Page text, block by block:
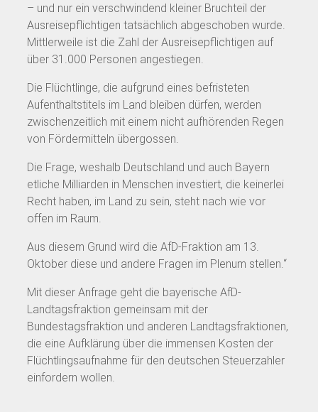
– und nur ein verschwindend kleiner Bruchteil der
Ausreisepflichtigen tatsächlich abgeschoben wurde.
Mittlerweile ist die Zahl der Ausreisepflichtigen auf
über 31.000 Personen angestiegen.
Die Flüchtlinge, die aufgrund eines befristeten
Aufenthaltstitels im Land bleiben dürfen, werden
zwischenzeitlich mit einem nicht aufhörenden Regen
von Fördermitteln übergossen.
Die Frage, weshalb Deutschland und auch Bayern
etliche Milliarden in Menschen investiert, die keinerlei
Recht haben, im Land zu sein, steht nach wie vor
offen im Raum.
Aus diesem Grund wird die AfD-Fraktion am 13.
Oktober diese und andere Fragen im Plenum stellen.“
Mit dieser Anfrage geht die bayerische AfD-
Landtagsfraktion gemeinsam mit der
Bundestagsfraktion und anderen Landtagsfraktionen,
die eine Aufklärung über die immensen Kosten der
Flüchtlingsaufnahme für den deutschen Steuerzahler
einfordern wollen.